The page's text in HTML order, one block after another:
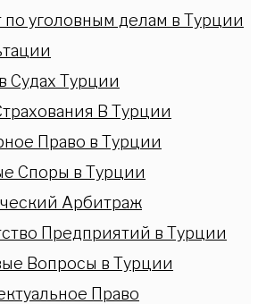
по уголовным делам в Турции
Судах Турции
В Турции
Право в Турции
Споры в Турции
Арбитраж
Предприятий в Турции
Вопросы в Турции
Право